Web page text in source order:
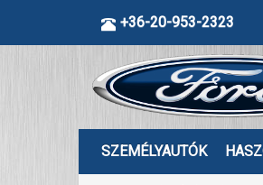
+36-20-953-2323
SZEMÉLYAUTÓK